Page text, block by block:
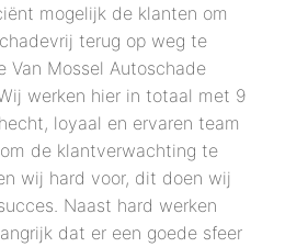
mogelijk de klanten om
terug op weg te
Van Mossel Autoschade
werken hier in totaal met 9
loyaal en ervaren team
de klantverwachting te
wij hard voor, dit doen wij
Naast hard werken
dat er een goede sfeer